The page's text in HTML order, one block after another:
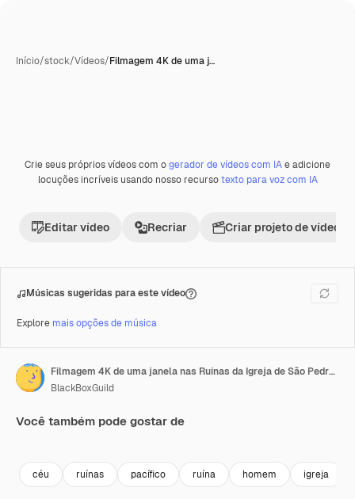
Início/stock/Vídeos/Filmagem 4K de uma j…
Premium
Crie seus próprios vídeos com ogerador de vídeos com IAe adicione
locuções incríveis usando nosso recursotexto para voz com IA
Editar vídeo Recriar Criar projeto de vídeo
Músicas sugeridas para este vídeo
Explore mais opções de música
Filmagem 4K de uma janela nas Ruínas da Igreja de São Pedro em Buckinghamshire
BlackBoxGuild
Você também pode gostar de
céu ruínas pacífico ruína homem igreja